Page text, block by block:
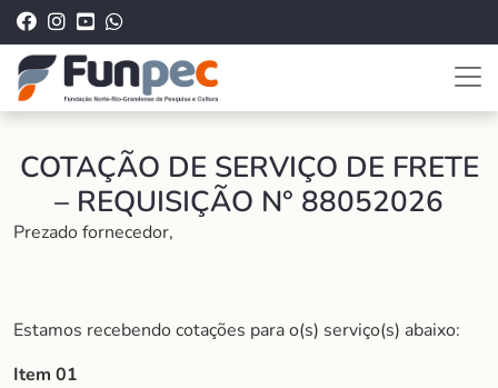
COTAÇÃO DE SERVIÇO DE FRETE
– REQUISIÇÃO N° 88052026
Prezado fornecedor,
Estamos recebendo cotações para o(s) serviço(s) abaixo:
Item 01